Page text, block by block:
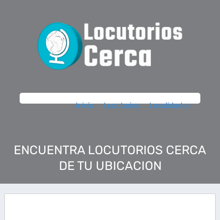
Inicio Locutorios Localidades
ENCUENTRA LOCUTORIOS CERCA
DE TU UBICACION